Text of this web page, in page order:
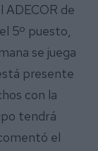
ADECOR de
5º puesto,
se juega
presente
con la
tendrá
el